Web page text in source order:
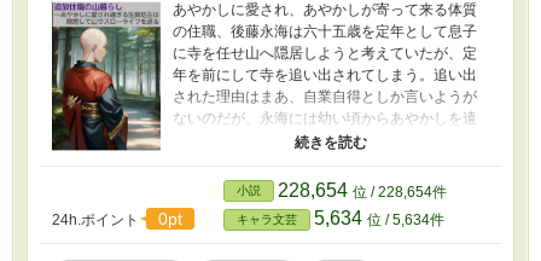
あやかしに愛され、あやかしが寄って来る体質
の住職、後藤永海は六十五歳を定年として息子
に寺を任せ山へ隠居しようと考えていたが、定
年を前にして寺を追い出されてしまう。追い出
された理由はまあ、自業自得としか言いようが
ないのだが。永海には幼い頃からあやかしを遠
ざけ、彼を守ってきた化け狐の相棒がい
て、、、 これは人生の最後はあやかしと共に過
ごしたいと願った生臭坊主が、不思議なあやか
し達に囲まれて幸せに暮らす日々を描いたほの
ぼのスローライフな物語である。
24h.ポイント 0pt
小説 228,654 位 / 228,654件
キャラ文芸 5,634 位 / 5,634件